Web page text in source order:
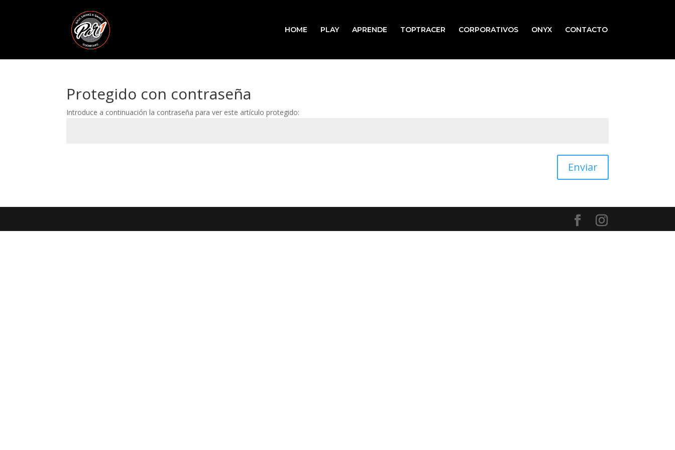
HOME PLAY APRENDE TOPTRACER CORPORATIVOS ONYX CONTACTO
Protegido con contraseña
Introduce a continuación la contraseña para ver este artículo protegido:
Enviar